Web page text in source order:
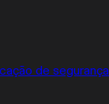
de segurança